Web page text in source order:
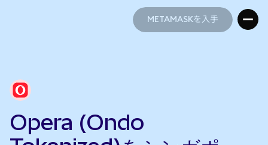
METAMASKを入手
Opera (Ondo